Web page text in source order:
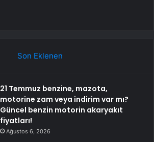
Son Eklenen
21 Temmuz benzine, mazota,
motorine zam veya indirim var mı?
Güncel benzin motorin akaryakıt
fiyatları!
Ağustos 6, 2026